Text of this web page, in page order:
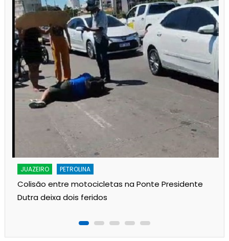
JUAZEIRO PETROLINA
Colisão entre motocicletas na Ponte Presidente
Dutra deixa dois feridos